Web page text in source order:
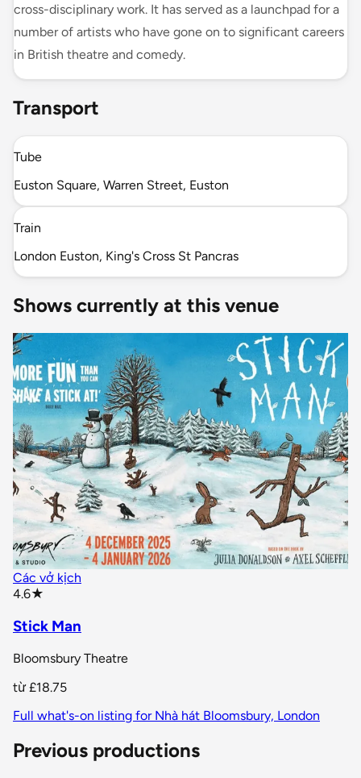
cross-disciplinary work. It has served as a launchpad for a
number of artists who have gone on to significant careers
in British theatre and comedy.
Transport
Tube
Euston Square, Warren Street, Euston
Train
London Euston, King's Cross St Pancras
Shows currently at this venue
Các vở kịch
4.6★
Stick Man
Bloomsbury Theatre
từ£18.75
Full what's-on listing for Nhà hát Bloomsbury, London
Previous productions